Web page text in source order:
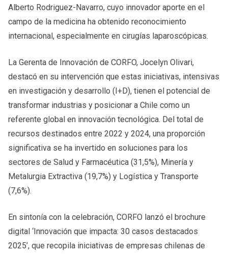
Alberto Rodriguez-Navarro, cuyo innovador aporte en el
campo de la medicina ha obtenido reconocimiento
internacional, especialmente en cirugías laparoscópicas.
La Gerenta de Innovación de CORFO, Jocelyn Olivari,
destacó en su intervención que estas iniciativas, intensivas
en investigación y desarrollo (I+D), tienen el potencial de
transformar industrias y posicionar a Chile como un
referente global en innovación tecnológica. Del total de
recursos destinados entre 2022 y 2024, una proporción
significativa se ha invertido en soluciones para los
sectores de Salud y Farmacéutica (31,5%), Minería y
Metalurgia Extractiva (19,7%) y Logística y Transporte
(7,6%).
En sintonía con la celebración, CORFO lanzó el brochure
digital ‘Innovación que impacta: 30 casos destacados
2025’, que recopila iniciativas de empresas chilenas de